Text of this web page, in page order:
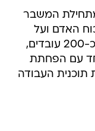
המשבר
האדם ועל
קיצוצים בשכר. החברה, המעסיקה כ-200 עובדים,
האדם, יחד עם הפחתת
העבודה